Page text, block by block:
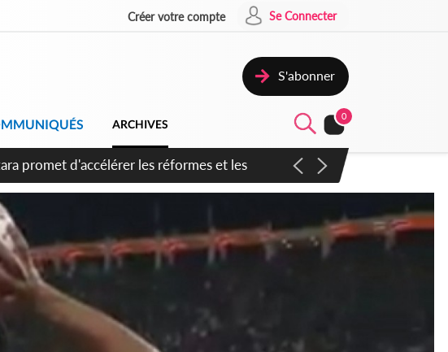
Créer votre compte Se Connecter
S'abonner
ARCHIVES
0
et veut s'en inspirer pour accélérer le